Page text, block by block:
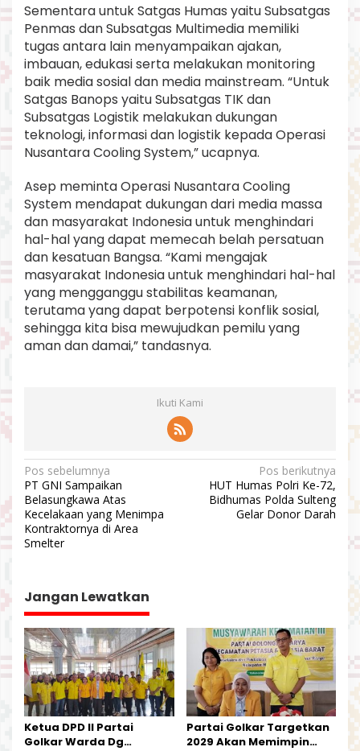
Sementara untuk Satgas Humas yaitu Subsatgas
Penmas dan Subsatgas Multimedia memiliki
tugas antara lain menyampaikan ajakan,
imbauan, edukasi serta melakukan monitoring
baik media sosial dan media mainstream. “Untuk
Satgas Banops yaitu Subsatgas TIK dan
Subsatgas Logistik melakukan dukungan
teknologi, informasi dan logistik kepada Operasi
Nusantara Cooling System,” ucapnya.
Asep meminta Operasi Nusantara Cooling
System mendapat dukungan dari media massa
dan masyarakat Indonesia untuk menghindari
hal-hal yang dapat memecah belah persatuan
dan kesatuan Bangsa. “Kami mengajak
masyarakat Indonesia untuk menghindari hal-hal
yang mengganggu stabilitas keamanan,
terutama yang dapat berpotensi konflik sosial,
sehingga kita bisa mewujudkan pemilu yang
aman dan damai,” tandasnya.
Ikuti Kami
N
a
v
i
a
s
i
p
o
s
Pos sebelumnya
PT GNI Sampaikan
Belasungkawa Atas
Kecelakaan yang Menimpa
Kontraktornya di Area
Smelter
Pos berikutnya
HUT Humas Polri Ke-72,
Bidhumas Polda Sulteng
Gelar Donor Darah
Jangan Lewatkan
Ketua DPD II Partai
Golkar Warda Dg
Partai Golkar Targetkan
2029 Akan Memimpin